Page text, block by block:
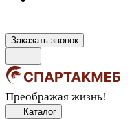
Заказать звонок
Преображая жизнь!
Каталог